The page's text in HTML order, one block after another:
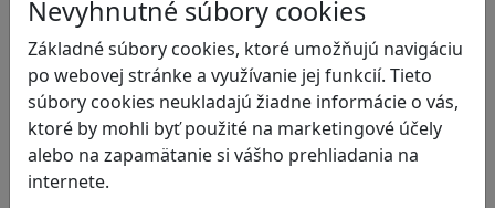
Nevyhnutné súbory cookies
Základné súbory cookies, ktoré umožňujú navigáciu
po webovej stránke a využívanie jej funkcií. Tieto
súbory cookies neukladajú žiadne informácie o vás,
ktoré by mohli byť použité na marketingové účely
alebo na zapamätanie si vášho prehliadania na
internete.
Logické myslenie
Ľudské práva a tolerancia
Motorika a koncentrácia
Programovanie/Technika
Sociálne zručnosti a kooperácia
Strategické myslenie
Zdravie a pohyb